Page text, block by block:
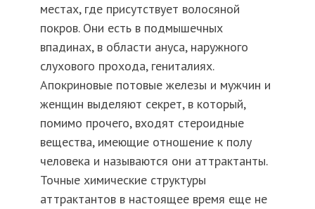
местах, где присутствует волосяной
покров. Они есть в подмышечных
впадинах, в области ануса, наружного
слухового прохода, гениталиях.
Апокриновые потовые железы и мужчин и
женщин выделяют секрет, в который,
помимо прочего, входят стероидные
вещества, имеющие отношение к полу
человека и называются они аттрактанты.
Точные химические структуры
аттрактантов в настоящее время еще не